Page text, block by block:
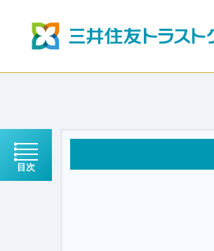
目次